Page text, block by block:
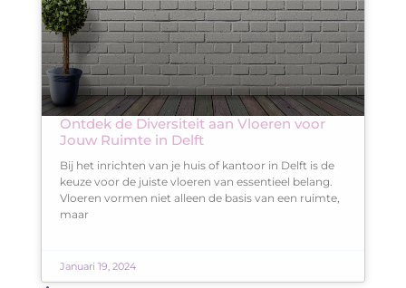
Ontdek de Diversiteit aan Vloeren voor
Jouw Ruimte in Delft
Bij het inrichten van je huis of kantoor in Delft is de
keuze voor de juiste vloeren van essentieel belang.
Vloeren vormen niet alleen de basis van een ruimte,
maar
Januari 19, 2024